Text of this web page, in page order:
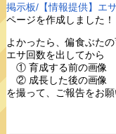
掲示板/【情報提供】エ
ページを作成しました！
よかったら、偏食ぶた
エサ回数を出してから
① 育成する前の画像
② 成長した後の画像
を撮って、ご報告をお願